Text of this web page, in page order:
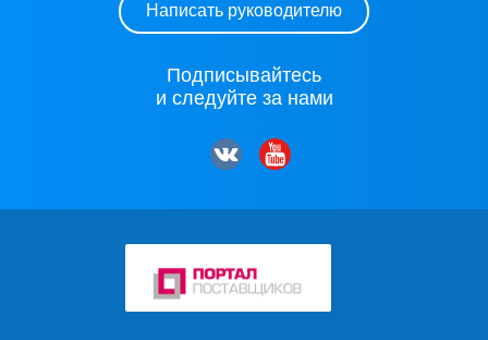
Написать руководителю
Подписывайтесь
и следуйте за нами